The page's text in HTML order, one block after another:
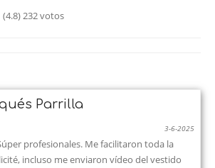
(4.8)232votos
Parrilla
3-6-2025
profesionales. Me facilitaron toda la
incluso me enviaron vídeo del vestido